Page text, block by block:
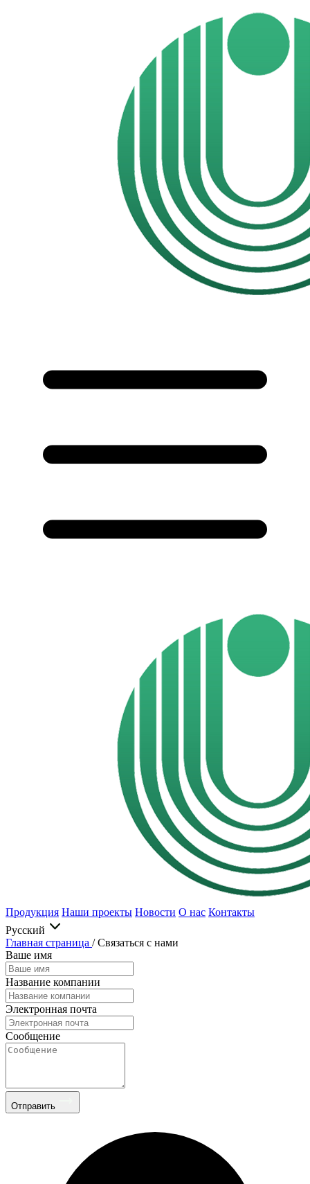
Продукция Наши проекты Новости О нас Контакты
Русский
Главная страница / Связаться с нами
Ваше имя
Название компании
Электронная почта
Сообщение
Отправить